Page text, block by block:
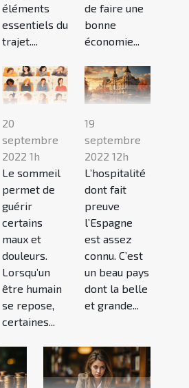
éléments
essentiels du
trajet....
de faire une
bonne
économie...
20
septembre
2022 1h
Le sommeil
permet de
guérir
certains
maux et
douleurs.
Lorsqu’un
être humain
se repose,
certaines...
19
septembre
2022 12h
L’hospitalité
dont fait
preuve
l’Espagne
est assez
connu. C’est
un beau pays
dont la belle
et grande...